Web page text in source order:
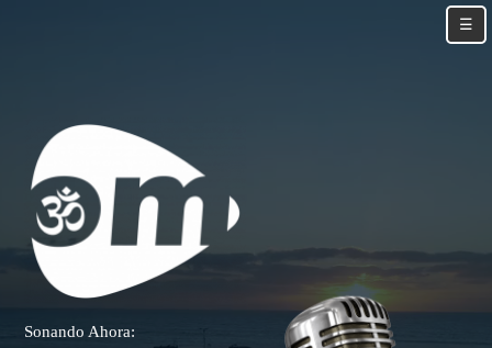
Sonando Ahora:
☰